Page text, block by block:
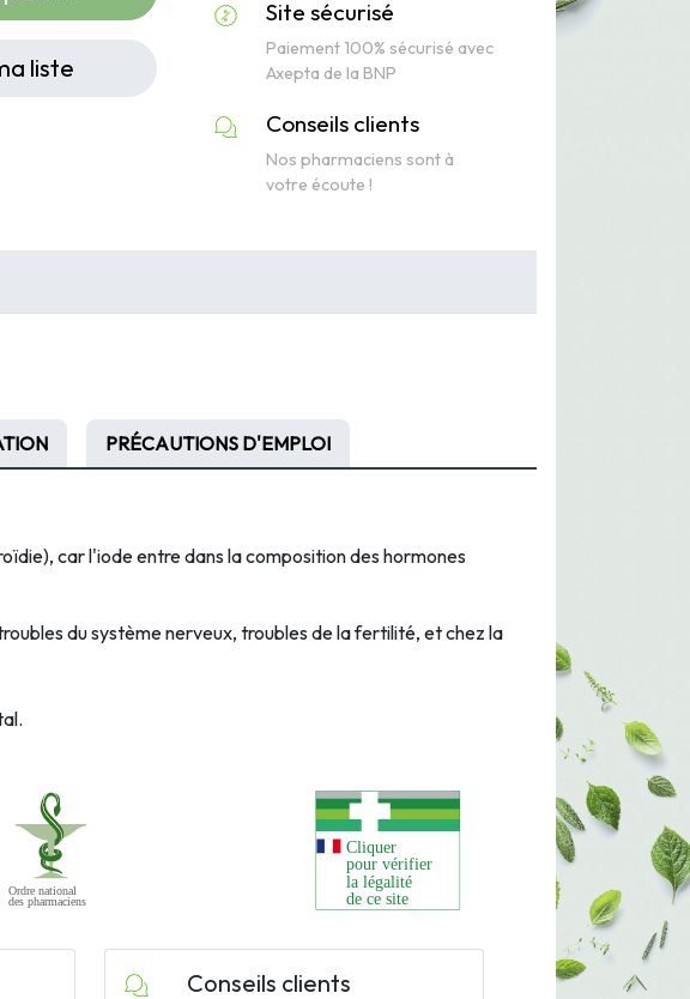
liste
Site sécurisé
Paiement 100% sécurisé avec
Axepta de la BNP
Conseils clients
Nos pharmaciens sont à
votre écoute !
PRÉCAUTIONS D'EMPLOI
car l'iode entre dans la composition des hormones
du système nerveux, troubles de la fertilité, et chez la
Conseils clients